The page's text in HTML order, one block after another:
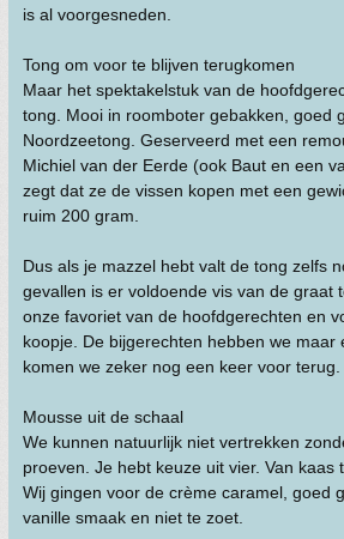
is al voorgesneden.
Tong om voor te blijven terugkomen
Maar het spektakelstuk van de
tong. Mooi in roomboter gebakken, goed
Noordzeetong. Geserveerd met een
Michiel van der Eerde (ook Baut en een
zegt dat ze de vissen kopen met een
ruim 200 gram.
Dus als je mazzel hebt valt de tong zelfs
gevallen is er voldoende vis van de graat
onze favoriet van de hoofdgerechten en
koopje. De bijgerechten hebben we maar
komen we zeker nog een keer voor terug.
Mousse uit de schaal
We kunnen natuurlijk niet vertrekken
proeven. Je hebt keuze uit vier. Van kaas
Wij gingen voor de crème caramel, goed
vanille smaak en niet te zoet.